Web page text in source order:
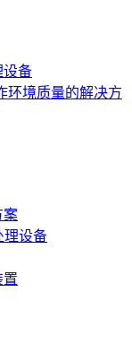
设备
环境质量的解决方
案
理设备
置